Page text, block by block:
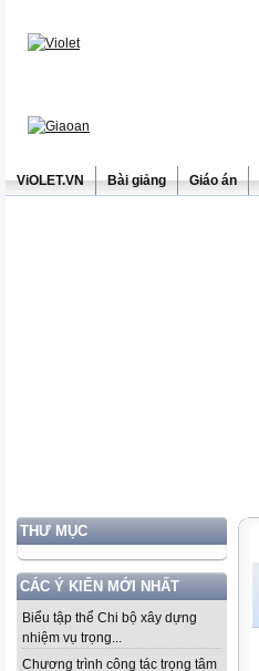
ViOLET.VN Bài giảng Giáo án
THƯ MỤC
CÁC Ý KIẾN MỚI NHẤT
Biểu tập thể Chi bộ xây dựng
nhiệm vụ trọng...
Chương trình công tác trọng tâm